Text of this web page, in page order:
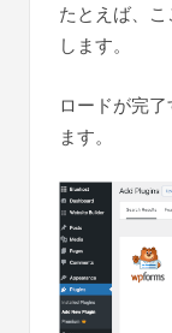
たとえば、
します。
ロードが完
ます。